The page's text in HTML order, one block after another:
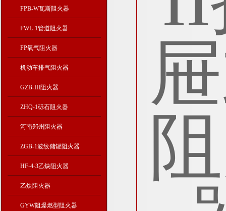
FPB-W瓦斯阻火器
FWL-1管道阻火器
FP氧气阻火器
机动车排气阻火器
GZB-III阻火器
ZHQ-1砾石阻火器
河南郑州阻火器
ZGB-1波纹储罐阻火器
HF-4-3乙炔阻火器
乙炔阻火器
GYW阻爆燃型阻火器